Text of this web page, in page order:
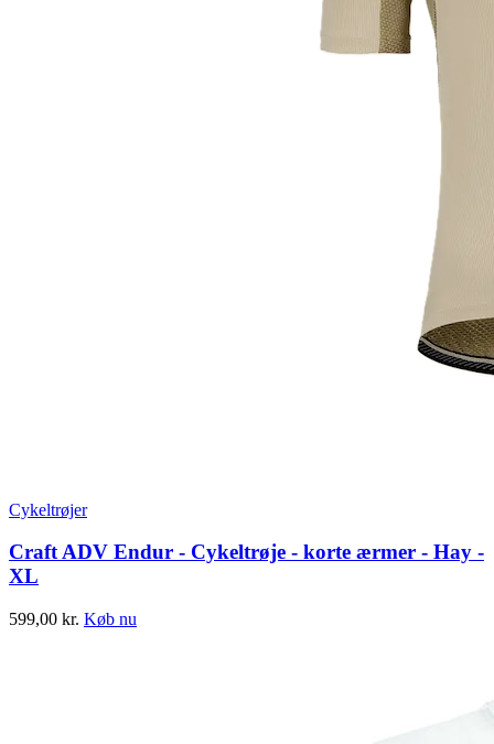
Cykeltrøjer
Craft ADV Endur - Cykeltrøje - korte ærmer - Hay -
XL
599,00 kr. Køb nu